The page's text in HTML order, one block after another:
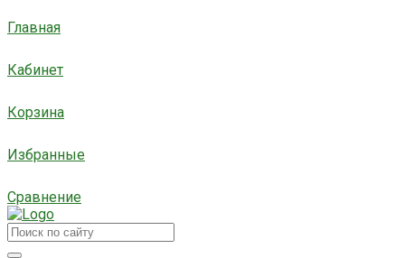
Главная
Кабинет
Корзина
Избранные
Сравнение